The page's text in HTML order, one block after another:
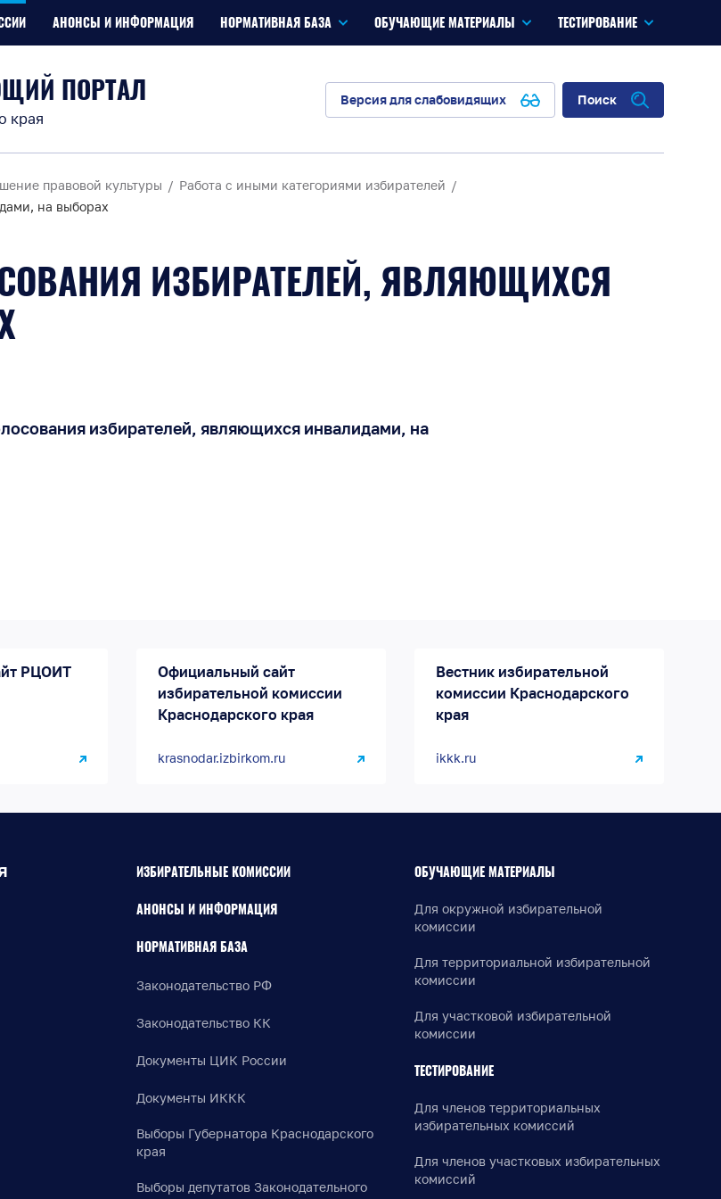
АНОНСЫ И ИНФОРМАЦИЯ НОРМАТИВНАЯ БАЗА ОБУЧАЮЩИЕ МАТЕРИАЛЫ ТЕСТИРОВАНИЕ
ПОРТАЛ
края
Версия для слабовидящих Поиск
правовой культуры
Работа с иными категориями избирателей
на выборах
ИЗБИРАТЕЛЕЙ, ЯВЛЯЮЩИХСЯ
избирателей, являющихся инвалидами, на
РЦОИТ
Официальный сайт
избирательной комиссии
Краснодарского края
krasnodar.izbirkom.ru
Вестник избирательной
комиссии Краснодарского
края
ikkk.ru
ИЗБИРАТЕЛЬНЫЕ КОМИССИИ
АНОНСЫ И ИНФОРМАЦИЯ
НОРМАТИВНАЯ БАЗА
Законодательство РФ
Законодательство КК
Документы ЦИК России
Документы ИККК
Выборы Губернатора Краснодарского
края
Выборы депутатов Законодательного
ОБУЧАЮЩИЕ МАТЕРИАЛЫ
Для окружной избирательной
комиссии
Для территориальной избирательной
комиссии
Для участковой избирательной
комиссии
ТЕСТИРОВАНИЕ
Для членов территориальных
избирательных комиссий
Для членов участковых избирательных
комиссий